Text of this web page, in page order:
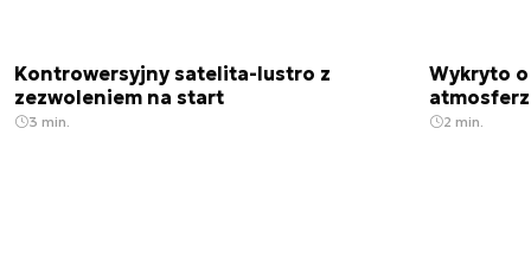
Kontrowersyjny satelita-lustro z
zezwoleniem na start
3 min.
Wykryto
2 min.